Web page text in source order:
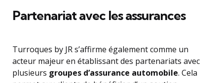
Partenariat avec les assurances
Turroques by JR s’affirme également comme un
acteur majeur en établissant des partenariats avec
plusieurs groupes d’assurance automobile. Cela